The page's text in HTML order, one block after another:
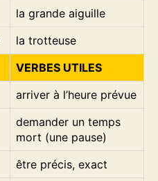
la grande aiguille
la trotteuse
VERBES UTILES
arriver à l’heure prévue
demander un temps
mort (une pause)
être précis, exact